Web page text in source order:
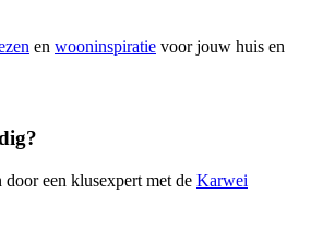
en wooninspiratie voor jouw huis en
een klusexpert met de Karwei